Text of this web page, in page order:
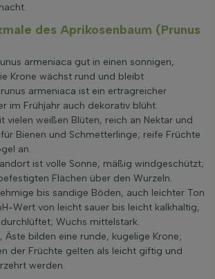
des Aprikosenbaum (Prunus
armeniaca gut in einen sonnigen,
Krone wächst rund und bleibt
armeniaca ist ein ertragreicher
im Frühjahr auch dekorativ blüht.
vielen weißen Blüten, reich an Nektar und
Bienen und Schmetterlinge; reife Früchte
an.
ist volle Sonne, mäßig windgeschützt;
Flächen über den Wurzeln.
bis sandige Böden, auch leichter Ton
Wert von leicht sauer bis leicht kalkhaltig,
Wuchs mittelstark.
Äste bilden eine runde, kugelige Krone;
der Früchte gelten als leicht giftig und
werden.